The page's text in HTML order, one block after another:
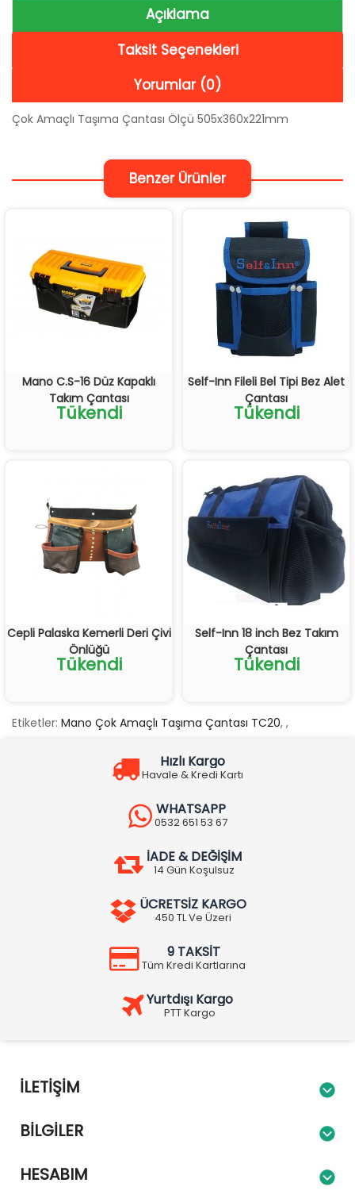
Açıklama
Taksit Seçenekleri
Yorumlar (0)
Çok Amaçlı Taşıma Çantası Ölçü 505x360x221mm
Benzer Ürünler
Mano C.S-16 Düz Kapaklı
Takım Çantası
Tükendi
Self-Inn Fileli Bel Tipi Bez Alet
Çantası
Tükendi
Cepli Palaska Kemerli Deri Çivi
Önlüğü
Tükendi
Self-Inn 18 inch Bez Takım
Çantası
Tükendi
Etiketler: Mano Çok Amaçlı Taşıma Çantası TC20, ,
Hızlı Kargo
Havale & Kredi Kartı
WHATSAPP
0532 651 53 67
İADE & DEĞİŞİM
14 Gün Koşulsuz
ÜCRETSİZ KARGO
450 TL Ve Üzeri
9 TAKSİT
Tüm Kredi Kartlarına
Yurtdışı Kargo
PTT Kargo
İLETIŞIM
BILGILER
HESABIM